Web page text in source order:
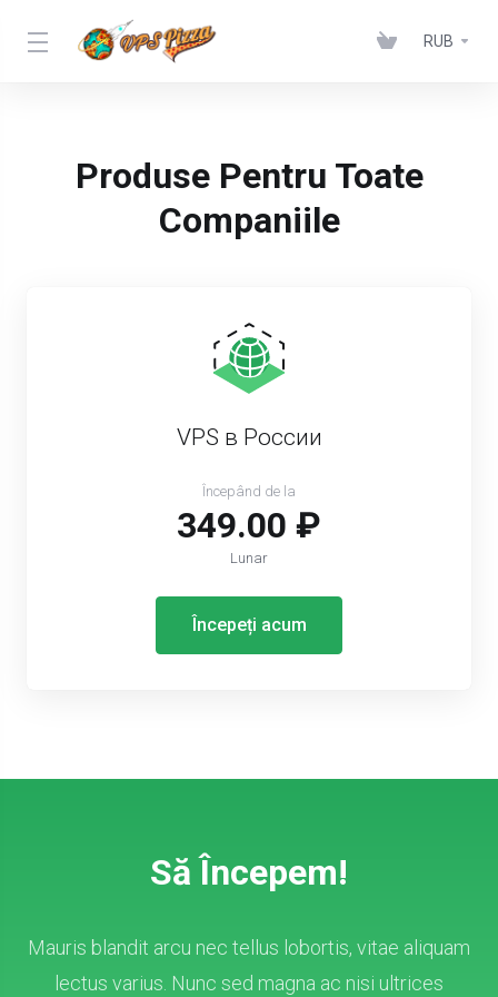
RUB
Produse Pentru Toate
Companiile
VPS в России
Începând de la
349.00 ₽
Lunar
Începeți acum
Să Începem!
Mauris blandit arcu nec tellus lobortis, vitae aliquam
lectus varius. Nunc sed magna ac nisi ultrices